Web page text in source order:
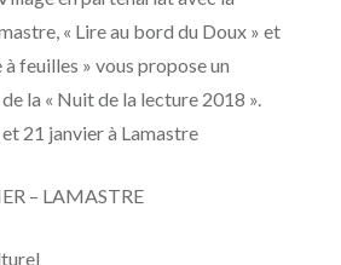
« Lire au bord du Doux » et
à feuilles » vous propose un
la « Nuit de la lecture 2018 ».
21 janvier à Lamastre
– LAMASTRE